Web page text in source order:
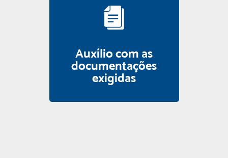
Auxílio com as
documentações
exigidas